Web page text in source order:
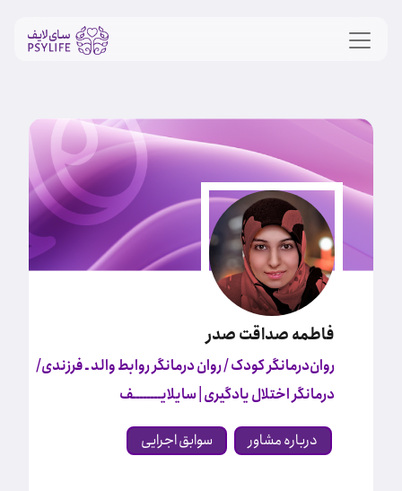
فاطمه صداقت صدر
روان‌درمانگر کودک / روان درمانگر روابط والد ـ فرزندی/
درمانگر اختلال یادگیری | سایلایــــــــف
درباره مشاور سوابق اجرایی